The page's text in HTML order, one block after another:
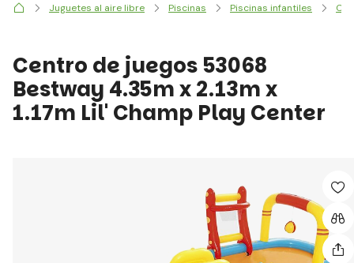
Juguetes al aire libre Piscinas Piscinas infantiles
Centro de juegos 53068
Bestway 4.35m x 2.13m x
1.17m Lil' Champ Play Center